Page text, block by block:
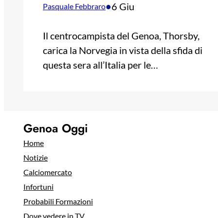
Pasquale Febbraro•6 Giu
Il centrocampista del Genoa, Thorsby,
carica la Norvegia in vista della sfida di
questa sera all’Italia per le…
Genoa Oggi
Home
Notizie
Calciomercato
Infortuni
Probabili Formazioni
Dove vedere in TV